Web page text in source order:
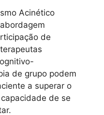
Acinético
de
de grupo podem
a superar o
de se